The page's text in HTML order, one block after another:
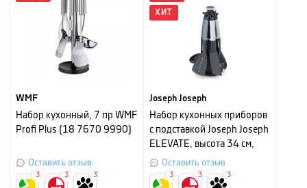
WMF
Набор кухонный, 7 пр WMF
Profi Plus (18 7670 9990)
Оставить отзыв
3 3 3
ХИТ
Joseph Joseph
Набор кухонных приборов
с подставкой Joseph Joseph
ELEVATE, высота 34 см,
серый, 7 предметов
Оставить отзыв
3 3 3